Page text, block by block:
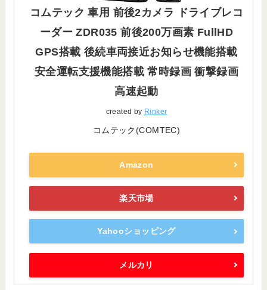
コムテック 車用 前後2カメラ ドライブレコ
ーダー ZDR035 前後200万画素 FullHD
GPS搭載 後続車両接近お知らせ機能搭載
安全運転支援機能搭載 常時録画 衝撃録画
高速起動
created by Rinker
コムテック(COMTEC)
Amazon
楽天市場
Yahooショッピング
メルカリ